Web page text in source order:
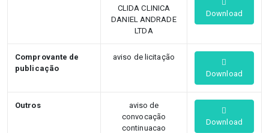
CLIDA CLINICA
DANIEL ANDRADE
LTDA
Download
Comprovante de
publicação
aviso de licitação
Download
Outros
aviso de
convocação
continuacao
Download